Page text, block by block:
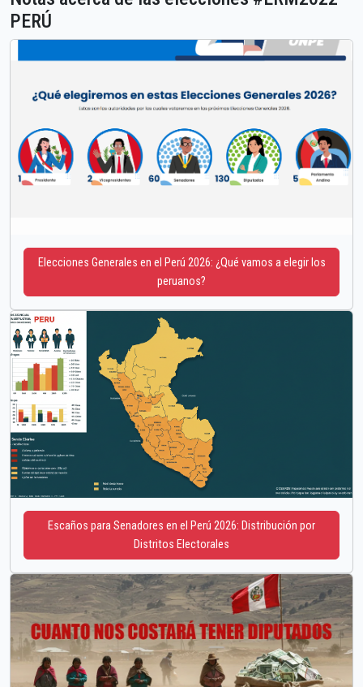
PERÚ
Elecciones Generales en el Perú 2026: ¿Qué vamos a elegir los
peruanos?
Escaños para Senadores en el Perú 2026: Distribución por
Distritos Electorales